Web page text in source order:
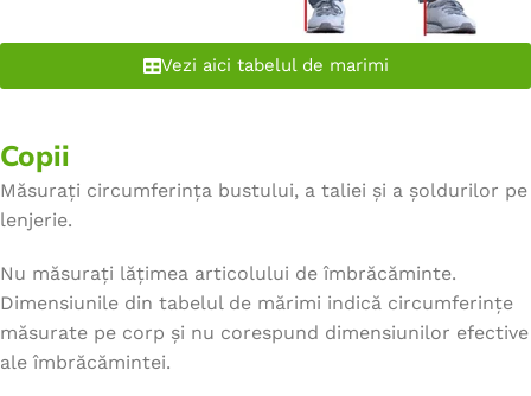
Vezi aici tabelul de marimi
Copii
Măsurați circumferința bustului, a taliei și a șoldurilor pe
lenjerie.
Nu măsurați lățimea articolului de îmbrăcăminte.
Dimensiunile din tabelul de mărimi indică circumferințe
măsurate pe corp și nu corespund dimensiunilor efective
ale îmbrăcămintei.